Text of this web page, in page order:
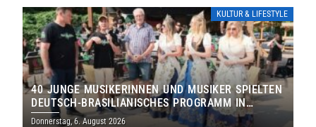
KULTUR & LIFESTYLE
40 JUNGE MUSIKERINNEN UND MUSIKER SPIELTEN
DEUTSCH-BRASILIANISCHES PROGRAMM IN
THOLEY
Donnerstag, 6. August 2026